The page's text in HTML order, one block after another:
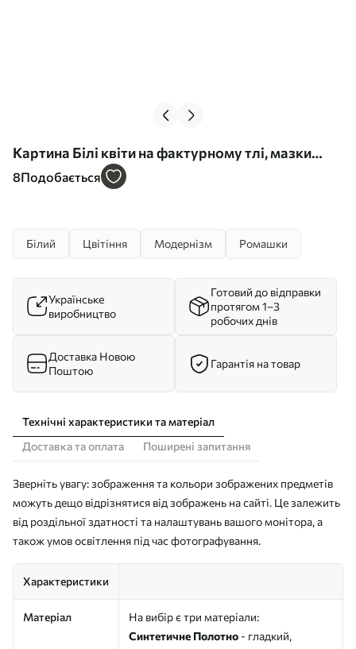
Картина Білі квіти на фактурному тлі, мазки
пензлем Арт. s48094
8Подобається
Білий Цвітіння Модернізм Ромашки
Українське
виробництво
Готовий до відправки
протягом 1–3
робочих днів
Доставка Новою
Поштою
Гарантія на товар
Технічні характеристики та матеріал
Доставка та оплата
Поширені запитання
Зверніть увагу: зображення та кольори зображених предметів
можуть дещо відрізнятися від зображень на сайті. Це залежить
від роздільної здатності та налаштувань вашого монітора, а
також умов освітлення під час фотографування.
Характеристики
Матеріал
На вибір є три матеріали:
Синтетичне Полотно - гладкий,